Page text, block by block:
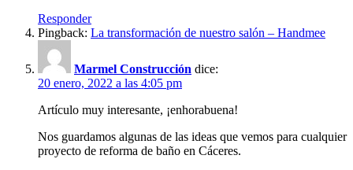
Responder
Pingback: La transformación de nuestro salón – Handmee
Marmel Construcción dice:
20 enero, 2022 a las 4:05 pm
Artículo muy interesante, ¡enhorabuena!
Nos guardamos algunas de las ideas que vemos para cualquier
proyecto de reforma de baño en Cáceres.